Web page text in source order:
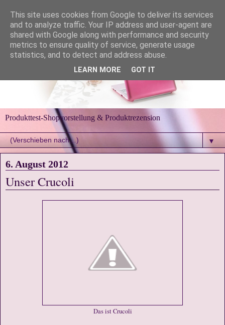
Produkttest-Shopvorstellung & Produktrezension
▼
6. August 2012
Unser Crucoli
Das ist Crucoli
This site uses cookies from Google to deliver its services
and to analyze traffic. Your IP address and user-agent are
shared with Google along with performance and security
metrics to ensure quality of service, generate usage
statistics, and to detect and address abuse.
LEARN MORE GOT IT